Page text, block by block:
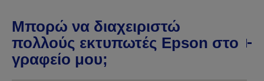
Μπορώ να διαχειριστώ
πολλούς εκτυπωτές Epson στο
γραφείο μου;